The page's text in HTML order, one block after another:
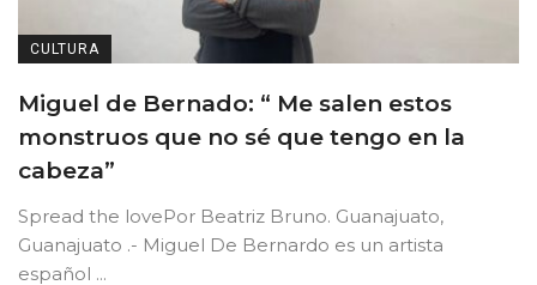
CULTURA
Miguel de Bernado: “ Me salen estos
monstruos que no sé que tengo en la
cabeza”
Spread the lovePor Beatriz Bruno. Guanajuato,
Guanajuato .- Miguel De Bernardo es un artista
español ...